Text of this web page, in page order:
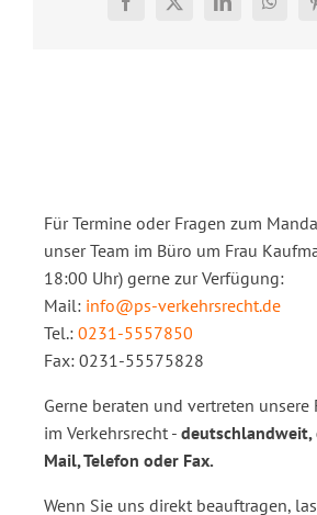
Facebook
X LinkedIn
Für Termine oder Fragen zum
unser Team im Büro um Frau
18:00 Uhr) gerne zur Verfügung:
Mail: info@ps-verkehrsrecht.de
Tel.: 0231-5557850
Fax: 0231-55575828
Gerne beraten und vertreten unsere
im Verkehrsrecht - deutschlandweit,
Mail, Telefon oder Fax.
Wenn Sie uns direkt beauftragen,